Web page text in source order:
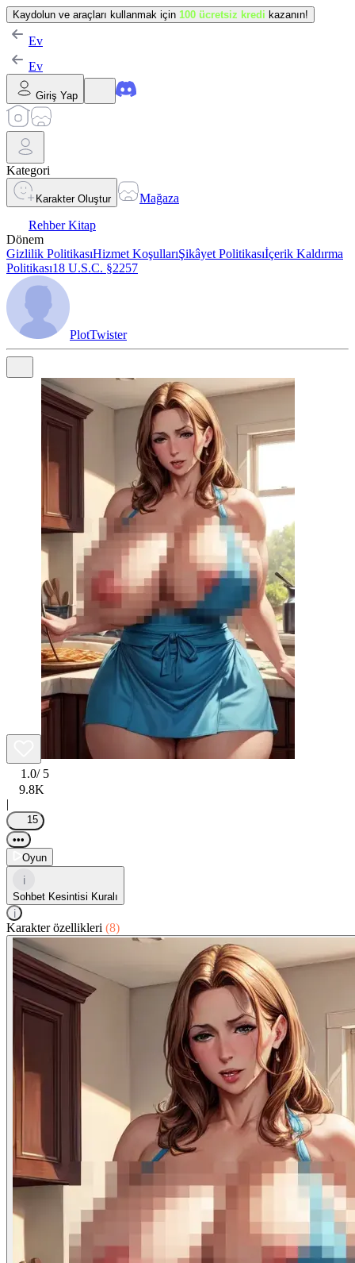
Kaydolun ve araçları kullanmak için 100 ücretsiz kredi kazanın!
Ev
Ev
Giriş Yap
Kategori
Karakter Oluştur
Mağaza
Rehber Kitap
Dönem
Gizlilik PolitikasıHizmet KoşullarıŞikâyet Politikasıİçerik Kaldırma
Politikası18 U.S.C. §2257
PlotTwister
1.0/ 5
9.8K
|
15
•••
Oyun
i
Sohbet Kesintisi Kuralı
i
Karakter özellikleri (8)